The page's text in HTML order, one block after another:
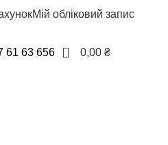
Мій обліковий запис
61 63 656 0 0,00₴